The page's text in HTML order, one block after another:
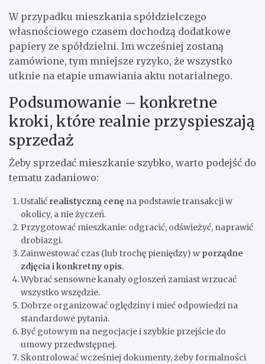
W przypadku mieszkania spółdzielczego
własnościowego czasem dochodzą dodatkowe
papiery ze spółdzielni. Im wcześniej zostaną
zamówione, tym mniejsze ryzyko, że wszystko
utknie na etapie umawiania aktu notarialnego.
Podsumowanie – konkretne
kroki, które realnie przyspieszają
sprzedaż
Żeby sprzedać mieszkanie szybko, warto podejść do
tematu zadaniowo:
Ustalić realistyczną cenę na podstawie transakcji w
okolicy, a nie życzeń.
Przygotować mieszkanie: odgracić, odświeżyć, naprawić
drobiazgi.
Zainwestować czas (lub trochę pieniędzy) w porządne
zdjęcia i konkretny opis.
Wybrać sensowne kanały ogłoszeń zamiast wrzucać
wszystko wszędzie.
Dobrze organizować oględziny i mieć odpowiedzi na
standardowe pytania.
Być gotowym na negocjacje i szybkie przejście do
umowy przedwstępnej.
Skontrolować wcześniej dokumenty, żeby formalności